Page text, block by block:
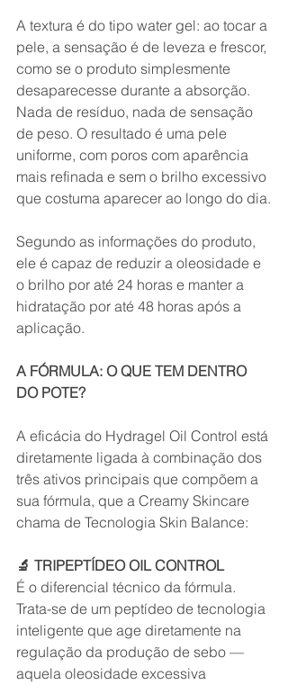
A textura é do tipo water gel: ao tocar a
pele, a sensação é de leveza e frescor,
como se o produto simplesmente
desaparecesse durante a absorção.
Nada de resíduo, nada de sensação
de peso. O resultado é uma pele
uniforme, com poros com aparência
mais refinada e sem o brilho excessivo
que costuma aparecer ao longo do dia.
Segundo as informações do produto,
ele é capaz de reduzir a oleosidade e
o brilho por até 24 horas e manter a
hidratação por até 48 horas após a
aplicação.
A FÓRMULA: O QUE TEM DENTRO
DO POTE?
A eficácia do Hydragel Oil Control está
diretamente ligada à combinação dos
três ativos principais que compõem a
sua fórmula, que a Creamy Skincare
chama de Tecnologia Skin Balance:
🔬 TRIPEPTÍDEO OIL CONTROL
É o diferencial técnico da fórmula.
Trata-se de um peptídeo de tecnologia
inteligente que age diretamente na
regulação da produção de sebo —
aquela oleosidade excessiva